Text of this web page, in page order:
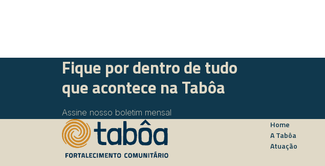
Fique por dentro de tudo
que acontece na Tabôa
Assine nosso boletim mensal
Home
A Tabôa
Atuação